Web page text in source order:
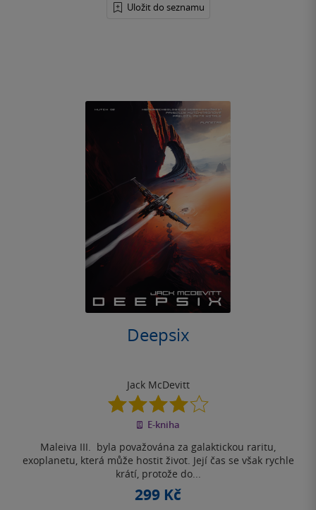
Uložit do seznamu
Deepsix
Jack McDevitt
4.0
z
5
E-kniha
Maleiva III. byla považována za galaktickou raritu,
exoplanetu, která může hostit život. Její čas se však rychle
krátí, protože do...
299 Kč